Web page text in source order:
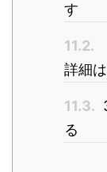
す
11.2.
詳細
11.3.
る